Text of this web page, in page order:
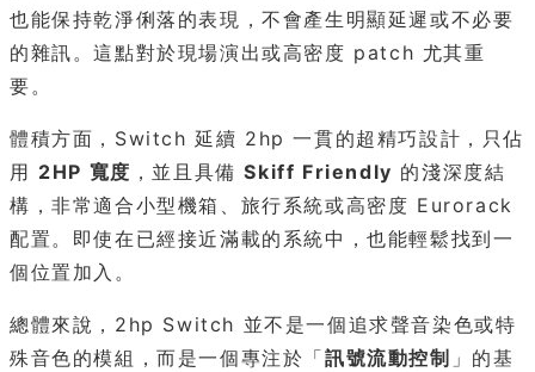
也能保持乾淨俐落的表現，不會產生明顯延遲或不必要
的雜訊。這點對於現場演出或高密度 patch 尤其重
要。
體積方面，Switch 延續 2hp 一貫的超精巧設計，只佔
用 2HP 寬度 ，並且具備Skiff Friendly 的淺深度結
構，非常適合小型機箱、旅行系統或高密度 Eurorack
配置。即使在已經接近滿載的系統中，也能輕鬆找到一
個位置加入。
總體來說，2hp Switch 並不是一個追求聲音染色或特
殊音色的模組，而是一個專注於「訊號流動控制 」的基